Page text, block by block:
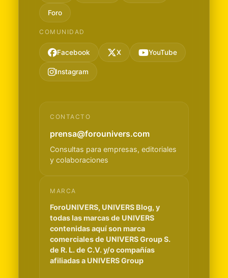
Foro
COMUNIDAD
Facebook X YouTube
Instagram
CONTACTO
prensa@forounivers.com
Consultas para empresas, editoriales
y colaboraciones
MARCA
ForoUNIVERS, UNIVERS Blog, y
todas las marcas de UNIVERS
contenidas aquí son marca
comerciales de UNIVERS Group S.
de R. L. de C.V. y/o compañías
afiliadas a UNIVERS Group